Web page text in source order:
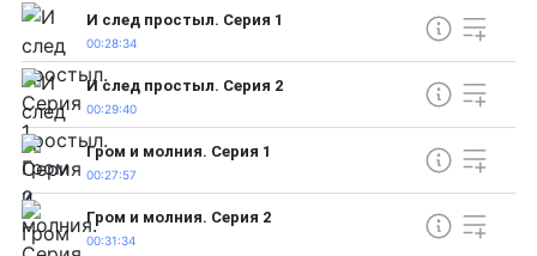
И след простыл. Серия 1
00:28:34
И след простыл. Серия 2
00:29:40
Гром и молния. Серия 1
00:27:57
Гром и молния. Серия 2
00:31:34